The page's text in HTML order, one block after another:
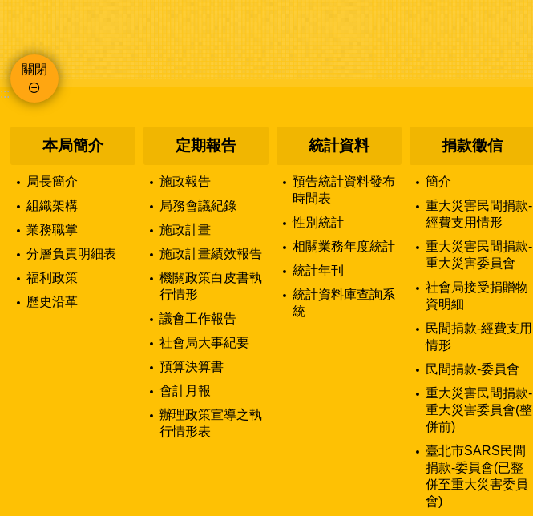
關閉
:::
本局簡介
局長簡介
組織架構
業務職掌
分層負責明細表
福利政策
歷史沿革
定期報告
施政報告
局務會議紀錄
施政計畫
施政計畫績效報告
機關政策白皮書執
行情形
議會工作報告
社會局大事紀要
預算決算書
會計月報
辦理政策宣導之執
行情形表
統計資料
預告統計資料發布
時間表
性別統計
相關業務年度統計
統計年刊
統計資料庫查詢系
統
捐款徵信
簡介
重大災害民間捐款-
經費支用情形
重大災害民間捐款-
重大災害委員會
社會局接受捐贈物
資明細
民間捐款-經費支用
情形
民間捐款-委員會
重大災害民間捐款-
重大災害委員會(整
併前)
臺北市SARS民間
捐款-委員會(已整
併至重大災害委員
會)